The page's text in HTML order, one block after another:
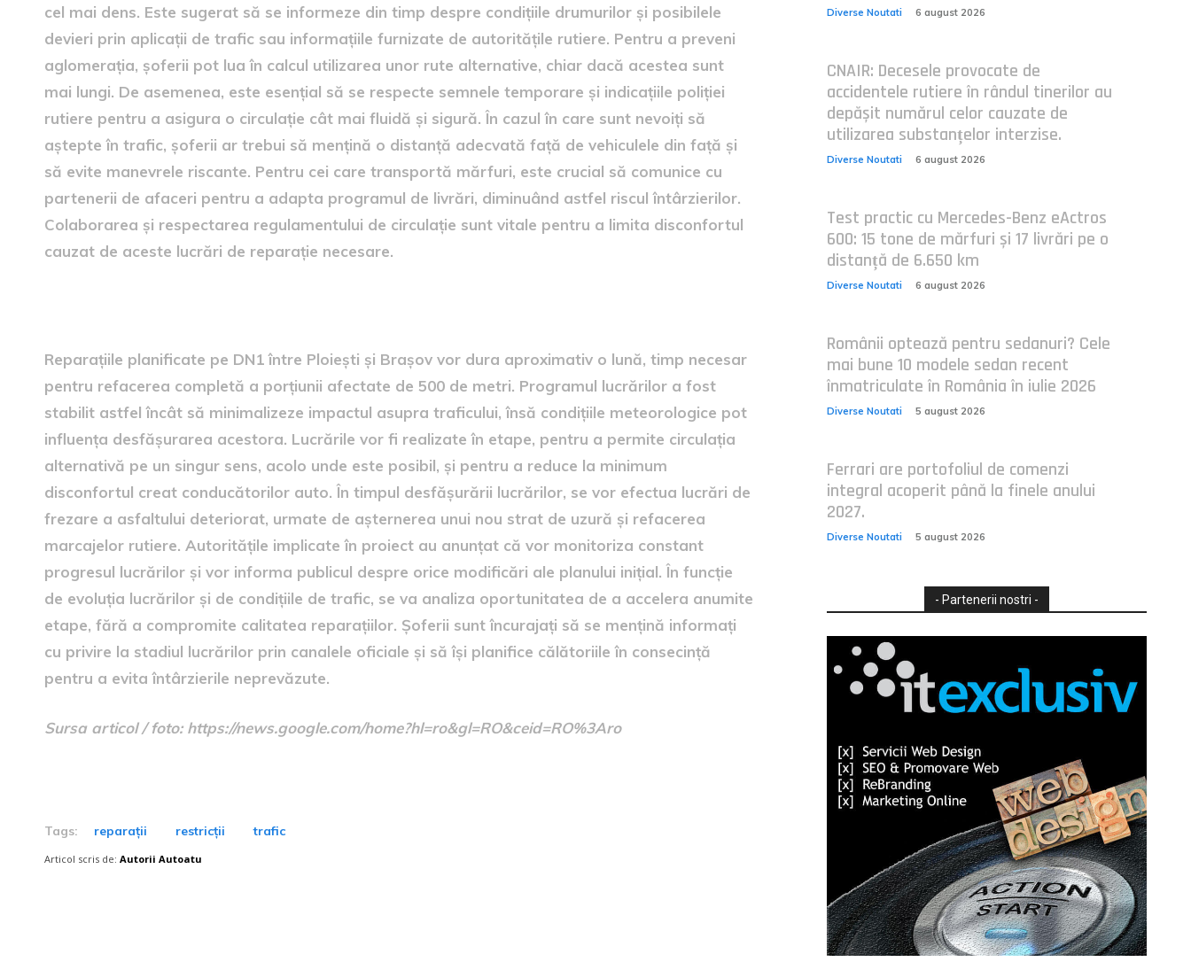
cel mai dens. Este sugerat să se informeze din timp despre condițiile drumurilor și posibilele
devieri prin aplicații de trafic sau informațiile furnizate de autoritățile rutiere. Pentru a preveni
aglomerația, șoferii pot lua în calcul utilizarea unor rute alternative, chiar dacă acestea sunt
mai lungi. De asemenea, este esențial să se respecte semnele temporare și indicațiile poliției
rutiere pentru a asigura o circulație cât mai fluidă și sigură. În cazul în care sunt nevoiți să
aștepte în trafic, șoferii ar trebui să mențină o distanță adecvată față de vehiculele din față și
să evite manevrele riscante. Pentru cei care transportă mărfuri, este crucial să comunice cu
partenerii de afaceri pentru a adapta programul de livrări, diminuând astfel riscul întârzierilor.
Colaborarea și respectarea regulamentului de circulație sunt vitale pentru a limita disconfortul
cauzat de aceste lucrări de reparație necesare.
Reparațiile planificate pe DN1 între Ploiești și Brașov vor dura aproximativ o lună, timp necesar
pentru refacerea completă a porțiunii afectate de 500 de metri. Programul lucrărilor a fost
stabilit astfel încât să minimalizeze impactul asupra traficului, însă condițiile meteorologice pot
influența desfășurarea acestora. Lucrările vor fi realizate în etape, pentru a permite circulația
alternativă pe un singur sens, acolo unde este posibil, și pentru a reduce la minimum
disconfortul creat conducătorilor auto. În timpul desfășurării lucrărilor, se vor efectua lucrări de
frezare a asfaltului deteriorat, urmate de așternerea unui nou strat de uzură și refacerea
marcajelor rutiere. Autoritățile implicate în proiect au anunțat că vor monitoriza constant
progresul lucrărilor și vor informa publicul despre orice modificări ale planului inițial. În funcție
de evoluția lucrărilor și de condițiile de trafic, se va analiza oportunitatea de a accelera anumite
etape, fără a compromite calitatea reparațiilor. Șoferii sunt încurajați să se mențină informați
cu privire la stadiul lucrărilor prin canalele oficiale și să își planifice călătoriile în consecință
pentru a evita întârzierile neprevăzute.
Sursa articol / foto: https://news.google.com/home?hl=ro&gl=RO&ceid=RO%3Aro
Tags: reparații restricții trafic
Articol scris de: Autorii Autoatu
Diverse Noutati 6 august 2026
CNAIR: Decesele provocate de
accidentele rutiere în rândul tinerilor au
depășit numărul celor cauzate de
utilizarea substanțelor interzise.
Diverse Noutati 6 august 2026
Test practic cu Mercedes-Benz eActros
600: 15 tone de mărfuri și 17 livrări pe o
distanță de 6.650 km
Diverse Noutati 6 august 2026
Românii optează pentru sedanuri? Cele
mai bune 10 modele sedan recent
înmatriculate în România în iulie 2026
Diverse Noutati 5 august 2026
Ferrari are portofoliul de comenzi
integral acoperit până la finele anului
2027.
Diverse Noutati 5 august 2026
- Partenerii nostri -